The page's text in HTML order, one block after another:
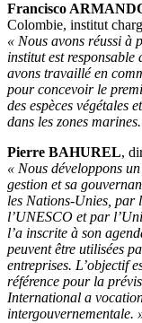
Francisco
Colombie, institut
« Nous avons réussi à
institut est responsable
avons travaillé en
pour concevoir le
des espèces végétales
dans les zones
Pierre BAHUREL,
« Nous développons
gestion et sa
les Nations-Unies, par
l’UNESCO et par
l’a inscrite à son
peuvent être utilisées
entreprises. L’objectif
référence pour la
International a
intergouvernementale.